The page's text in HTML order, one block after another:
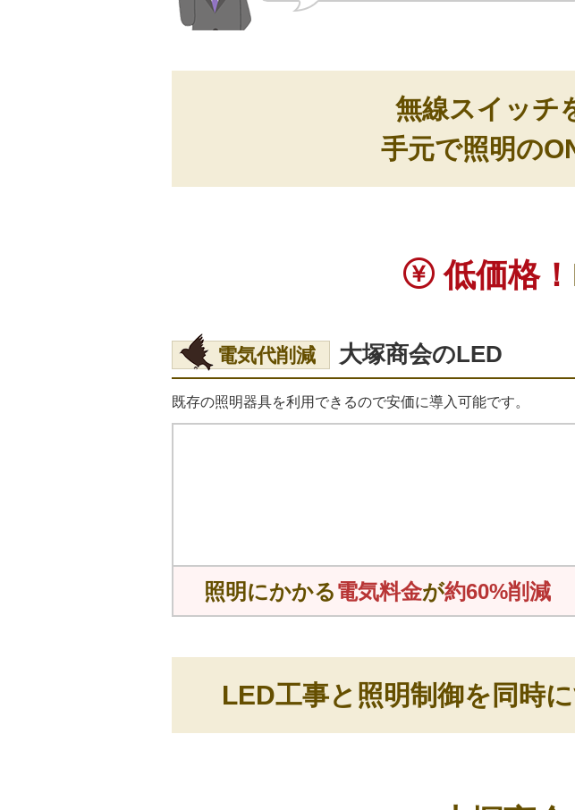
無線スイッチ
手元で照明の
低価格！
電気代削減 大塚商会のLED
既存の照明器具を利用できるので安価に導入可能です。
照明にかかる電気料金が約60%削減
LED工事と照明制御を同時